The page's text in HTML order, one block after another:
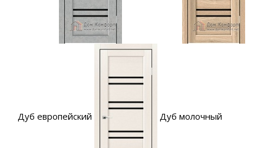
Дуб европейский Дуб молочный